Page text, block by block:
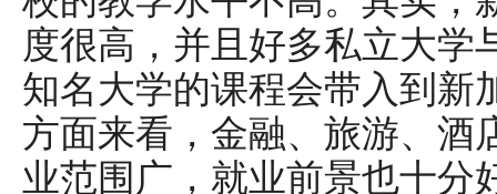
度很高，并且好多私立大学
知名大学的课程会带入到新
方面来看，金融、旅游、酒
业范围广，就业前景也十分